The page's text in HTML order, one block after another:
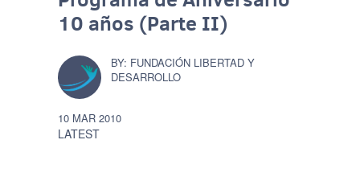
10 años (Parte II)
LATEST
FUNDACIÓN LIBERTAD Y
DESARROLLO
10 MAR 2010